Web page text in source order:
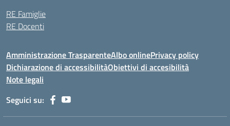
RE Famiglie
RE Docenti
Amministrazione TrasparenteAlbo onlinePrivacy policy
Dichiarazione di accessibilitàObiettivi di accesibilità
Note legali
Seguici su: